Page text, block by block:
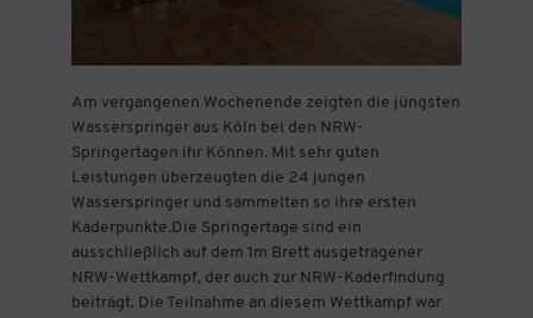
Am vergangenen Wochenende zeigten die jüngsten
Wasserspringer aus Köln bei den NRW-
Springertagen ihr Können. Mit sehr guten
Leistungen überzeugten die 24 jungen
Wasserspringer und sammelten so ihre ersten
Kaderpunkte.Die Springertage sind ein
ausschließlich auf dem 1m Brett ausgetragener
NRW-Wettkampf, der auch zur NRW-Kaderfindung
beiträgt. Die Teilnahme an diesem Wettkampf war